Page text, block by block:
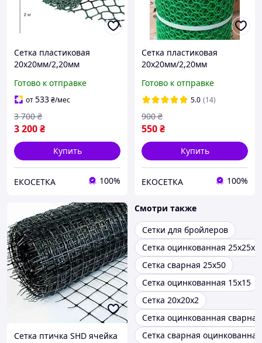
Сетка пластиковая
20х20мм/2,20мм
Готово к отправке
от533₴/мес
3 200₴
3 700 ₴
Купить
ЕКОСЕТКА 100%
Сетка пластиковая
20х20мм/2,20мм
Готово к отправке
5.0 (14)
550₴
900 ₴
Купить
ЕКОСЕТКА 100%
Сетка птичка SHD ячейка
Смотри также
Сетки для бройлеров
Сетка оцинкованная 25х25х2
Сетка сварная 25х50
Сетка оцинкованная 15х15
Сетка 20х20х2
Сетка оцинкованная
Сетка сварная